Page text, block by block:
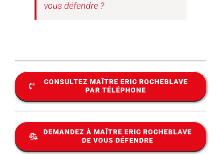
vous défendre ?
CONSULTEZ MAÎTRE ERIC ROCHEBLAVE
PAR TÉLÉPHONE
DEMANDEZ À MAÎTRE ERIC ROCHEBLAVE
DE VOUS DÉFENDRE